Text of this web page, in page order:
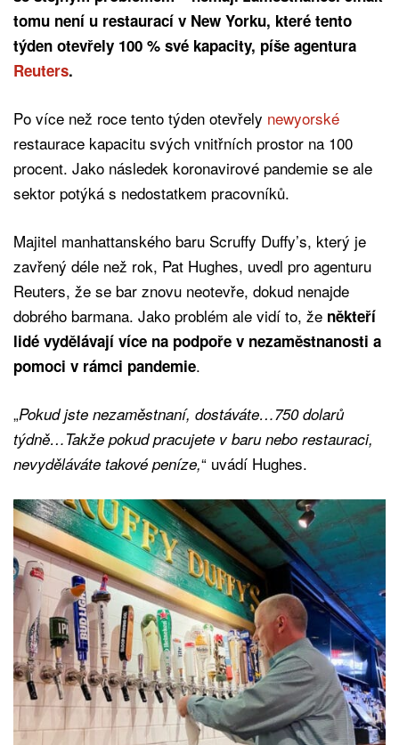
tomu není u restaurací v New Yorku, které tento
týden otevřely 100 % své kapacity, píše agentura
Reuters.
Po více než roce tento týden otevřely newyorské
restaurace kapacitu svých vnitřních prostor na 100
procent. Jako následek koronavirové pandemie se ale
sektor potýká s nedostatkem pracovníků.
Majitel manhattanského baru Scruffy Duffy’s, který je
zavřený déle než rok, Pat Hughes, uvedl pro agenturu
Reuters, že se bar znovu neotevře, dokud nenajde
dobrého barmana. Jako problém ale vidí to, že někteří
lidé vydělávají více na podpoře v nezaměstnanosti a
pomoci v rámci pandemie.
„Pokud jste nezaměstnaní, dostáváte…750 dolarů
týdně…Takže pokud pracujete v baru nebo restauraci,
nevyděláváte takové peníze,“ uvádí Hughes.